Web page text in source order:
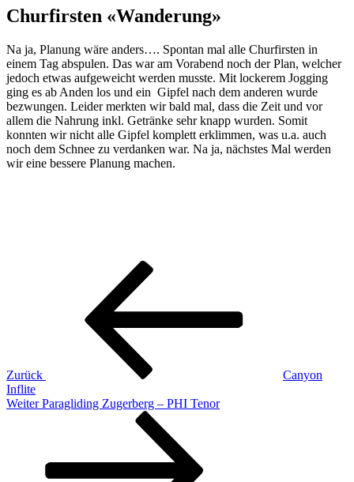
Churfirsten «Wanderung»
Na ja, Planung wäre anders…. Spontan mal alle Churfirsten in
einem Tag abspulen. Das war am Vorabend noch der Plan, welcher
jedoch etwas aufgeweicht werden musste. Mit lockerem Jogging
ging es ab Anden los und ein Gipfel nach dem anderen wurde
bezwungen. Leider merkten wir bald mal, dass die Zeit und vor
allem die Nahrung inkl. Getränke sehr knapp wurden. Somit
konnten wir nicht alle Gipfel komplett erklimmen, was u.a. auch
noch dem Schnee zu verdanken war. Na ja, nächstes Mal werden
wir eine bessere Planung machen.
Beitragsnavigation
Zurück
Canyon
Inflite
Nächster
Weiter Paragliding Zugerberg – PHI Tenor